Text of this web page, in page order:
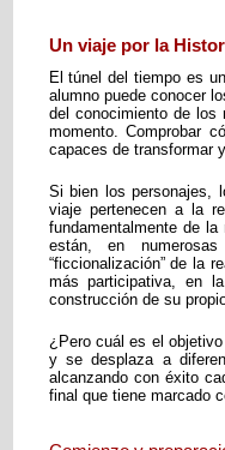
Un viaje por la
El túnel del tiempo es
alumno puede conocer
del conocimiento de
momento. Comprobar
capaces de transformar
Si bien los personajes,
viaje pertenecen a la
fundamentalmente de
están, en
“ficcionalización” de la
más participativa, en
construcción de su
¿Pero cuál es el
y se desplaza a
alcanzando con éxito
final que tiene marcado